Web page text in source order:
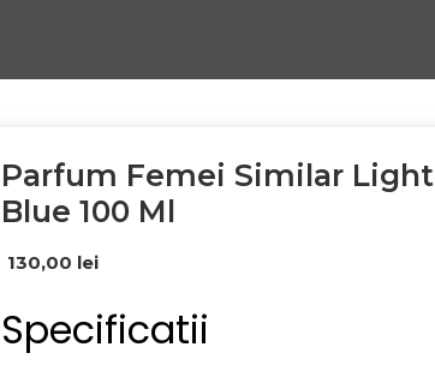
Parfum Femei Similar Light
Blue 100 Ml
130,00 lei
Specificatii